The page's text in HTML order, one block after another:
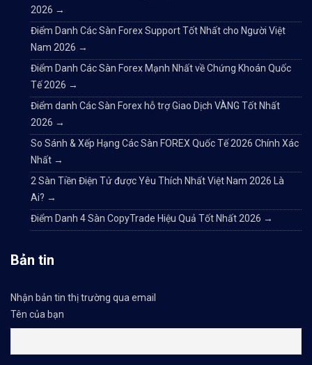
2026 →
Điểm Danh Các Sàn Forex Support Tốt Nhất cho Người Việt
Nam 2026 →
Điểm Danh Các Sàn Forex Mạnh Nhất về Chứng Khoán Quốc
Tế 2026 →
Điểm danh Các Sàn Forex hỗ trợ Giao Dịch VÀNG Tốt Nhất
2026 →
So Sánh & Xếp Hạng Các Sàn FOREX Quốc Tế 2026 Chính Xác
Nhất →
2 Sàn Tiền Điện Tử được Yêu Thích Nhất Việt Nam 2026 Là
Ai? →
Điểm Danh 4 Sàn CopyTrade Hiệu Quả Tốt Nhất 2026 →
Bản tin
Nhận bản tin thị trường qua email
Tên của bạn